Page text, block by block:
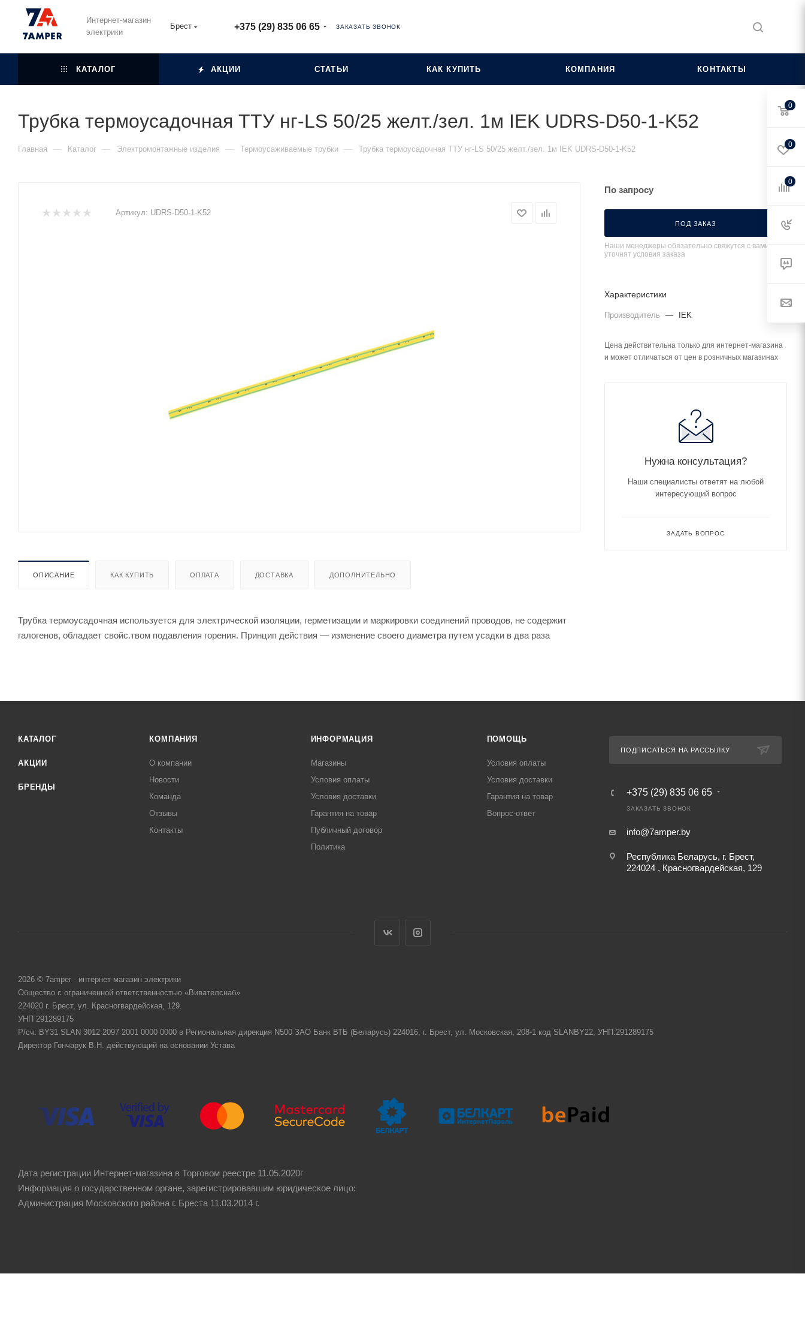
Интернет-магазин
электрики
Брест +375 (29) 835 06 65 ЗАКАЗАТЬ ЗВОНОК
КАТАЛОГ АКЦИИ СТАТЬИ КАК КУПИТЬ КОМПАНИЯ КОНТАКТЫ
Трубка термоусадочная ТТУ нг-LS 50/25 желт./зел. 1м IEK UDRS-D50-1-K52
Главная — Каталог — Электромонтажные изделия — Термоусаживаемые трубки — Трубка термоусадочная ТТУ нг-LS 50/25 желт./зел. 1м IEK UDRS-D50-1-K52
Артикул: UDRS-D50-1-K52
ОПИСАНИЕ КАК КУПИТЬ ОПЛАТА ДОСТАВКА ДОПОЛНИТЕЛЬНО
Трубка термоусадочная используется для электрической изоляции, герметизации и маркировки соединений проводов, не содержит
галогенов, обладает свойс.твом подавления горения. Принцип действия — изменение своего диаметра путем усадки в два раза
По запросу
ПОД ЗАКАЗ
Наши менеджеры обязательно свяжутся с вами и
уточнят условия заказа
Характеристики
Производитель — IEK
Цена действительна только для интернет-магазина
и может отличаться от цен в розничных магазинах
Нужна консультация?
Наши специалисты ответят на любой
интересующий вопрос
ЗАДАТЬ ВОПРОС
КАТАЛОГ
АКЦИИ
БРЕНДЫ
КОМПАНИЯ
О компании
Новости
Команда
Отзывы
Контакты
ИНФОРМАЦИЯ
Магазины
Условия оплаты
Условия доставки
Гарантия на товар
Публичный договор
Политика
ПОМОЩЬ
Условия оплаты
Условия доставки
Гарантия на товар
Вопрос-ответ
ПОДПИСАТЬСЯ НА РАССЫЛКУ
+375 (29) 835 06 65
ЗАКАЗАТЬ ЗВОНОК
info@7amper.by
Республика Беларусь, г. Брест,
224024 , Красногвардейская, 129
2026 © 7amper - интернет-магазин электрики
Общество с ограниченной ответственностью «Вивателснаб»
224020 г. Брест, ул. Красногвардейская, 129.
УНП 291289175
Р/сч: BY31 SLAN 3012 2097 2001 0000 0000 в Региональная дирекция N500 ЗАО Банк ВТБ (Беларусь) 224016, г. Брест, ул. Московская, 208-1 код SLANBY22, УНП:291289175
Директор Гончарук В.Н. действующий на основании Устава
Дата регистрации Интернет-магазина в Торговом реестре 11.05.2020г
Информация о государственном органе, зарегистрировавшим юридическое лицо:
Администрация Московского района г. Бреста 11.03.2014 г.
0
0
0